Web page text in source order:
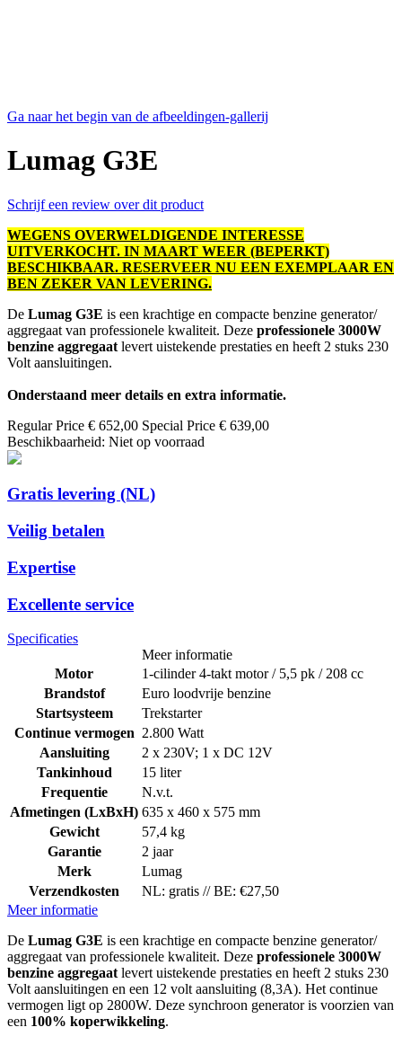
Ga naar het begin van de afbeeldingen-gallerij
Lumag G3E
Schrijf een review over dit product
WEGENS OVERWELDIGENDE INTERESSE
UITVERKOCHT. IN MAART WEER (BEPERKT)
BESCHIKBAAR. RESERVEER NU EEN EXEMPLAAR EN
BEN ZEKER VAN LEVERING.
De Lumag G3E is een krachtige en compacte benzine generator/
aggregaat van professionele kwaliteit. Deze professionele 3000W
benzine aggregaat levert uistekende prestaties en heeft 2 stuks 230
Volt aansluitingen.
Onderstaand meer details en extra informatie.
Regular Price € 652,00 Special Price € 639,00
Beschikbaarheid: Niet op voorraad
Gratis levering (NL)
Veilig betalen
Expertise
Excellente service
Specificaties
Meer informatie
Motor
1-cilinder 4-takt motor / 5,5 pk / 208 cc
Brandstof
Euro loodvrije benzine
Startsysteem
Trekstarter
Continue vermogen 2.800 Watt
Aansluiting
2 x 230V; 1 x DC 12V
Tankinhoud
15 liter
Frequentie
N.v.t.
Afmetingen (LxBxH) 635 x 460 x 575 mm
Gewicht
57,4 kg
Garantie
2 jaar
Merk
Lumag
Verzendkosten
NL: gratis // BE: €27,50
Meer informatie
De Lumag G3E is een krachtige en compacte benzine generator/
aggregaat van professionele kwaliteit. Deze professionele 3000W
benzine aggregaat levert uistekende prestaties en heeft 2 stuks 230
Volt aansluitingen en een 12 volt aansluiting (8,3A). Het continue
vermogen ligt op 2800W. Deze synchroon generator is voorzien van
een 100% koperwikkeling.